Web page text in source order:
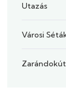
Utazás
Városi
Zarándokút